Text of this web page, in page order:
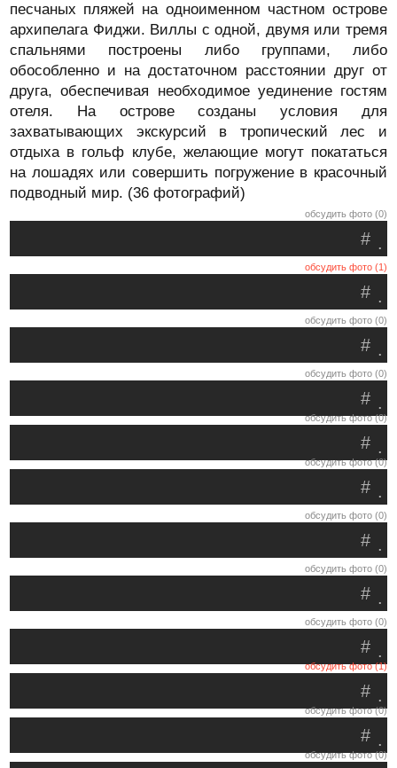
песчаных пляжей на одноименном частном острове
архипелага Фиджи. Виллы с одной, двумя или тремя
спальнями построены либо группами, либо
обособленно и на достаточном расстоянии друг от
друга, обеспечивая необходимое уединение гостям
отеля. На острове созданы условия для
захватывающих экскурсий в тропический лес и
отдыха в гольф клубе, желающие могут покататься
на лошадях или совершить погружение в красочный
подводный мир. (36 фотографий)
обсудить фото (0)
.
#
обсудить фото (1)
.
#
обсудить фото (0)
.
#
обсудить фото (0)
.
#
обсудить фото (0)
.
#
обсудить фото (0)
.
#
обсудить фото (0)
.
#
обсудить фото (0)
.
#
обсудить фото (0)
.
#
обсудить фото (1)
.
#
обсудить фото (0)
.
#
обсудить фото (0)